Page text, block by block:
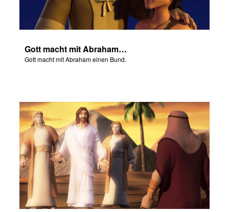
Gott macht mit Abraham einen Bund.
Gott macht mit Abraham einen Bund.